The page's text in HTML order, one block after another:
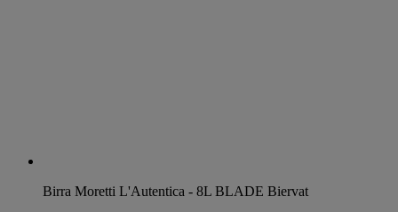
Birra Moretti L'Autentica - 8L BLADE Biervat